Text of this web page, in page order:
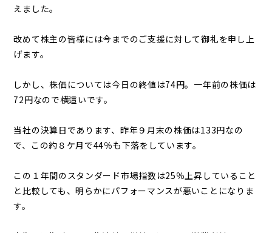
えました。
改めて株主の皆様には今までのご支援に対して御礼を申し上
げます。
しかし、株価については今日の終値は74円。一年前の株価は
72円なので横這いです。
当社の決算日であります、昨年９月末の株価は133円なの
で、この約８ケ月で44％も下落をしています。
この１年間のスタンダード市場指数は25％上昇していること
と比較しても、明らかにパフォーマンスが悪いことになりま
す。